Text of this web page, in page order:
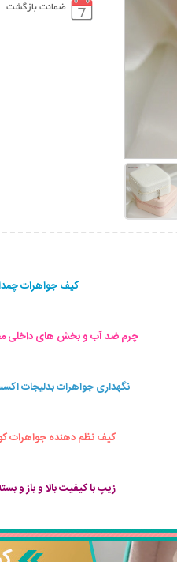
ضمانت بازگشت
کیف جواهرات
چرم ضد آب و بخش های داخلی
نگهداری جواهرات بدلیجات
کیف نظم دهنده
زیپ با کیفیت بالا و باز و